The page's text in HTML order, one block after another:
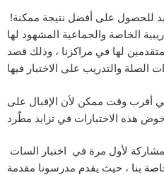
الخاصة والجماعية المشهود لها
لها في مراكزنا ، وذلك قصد
أقرب وقت ممكن لأن الإقبال على
لأول مرة في اختبار السات
بنا ، حيث يقدم مدرسونا مقدمة